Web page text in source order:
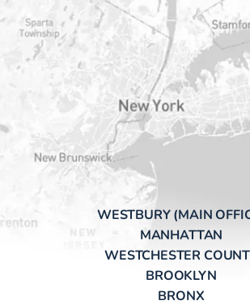
WESTBURY (MAIN
MANHATTAN
WESTCHESTER
BROOKLYN
BRONX